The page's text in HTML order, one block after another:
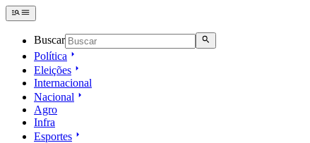
Buscar
Política
Eleições
Internacional
Nacional
Agro
Infra
Esportes